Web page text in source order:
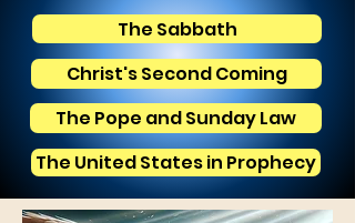
The Sabbath
Christ's Second Coming
The Pope and Sunday Law
The United States in Prophecy